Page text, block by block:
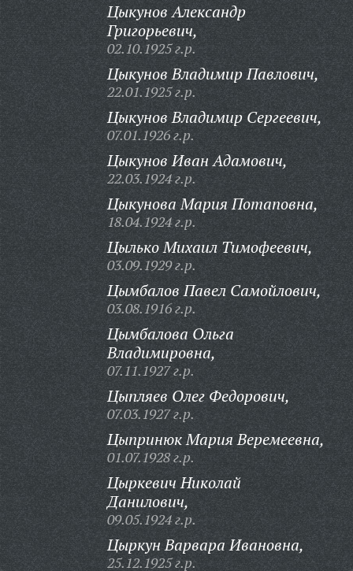
Цыкунов Александр
Григорьевич,
02.10.1925 г.р.
Цыкунов Владимир Павлович,
22.01.1925 г.р.
Цыкунов Владимир Сергеевич,
07.01.1926 г.р.
Цыкунов Иван Адамович,
22.03.1924 г.р.
Цыкунова Мария Потаповна,
18.04.1924 г.р.
Цылько Михаил Тимофеевич,
03.09.1929 г.р.
Цымбалов Павел Самойлович,
03.08.1916 г.р.
Цымбалова Ольга
Владимировна,
07.11.1927 г.р.
Цыпляев Олег Федорович,
07.03.1927 г.р.
Цыпринюк Мария Веремеевна,
01.07.1928 г.р.
Цыркевич Николай
Данилович,
09.05.1924 г.р.
Цыркун Варвара Ивановна,
25.12.1925 г.р.